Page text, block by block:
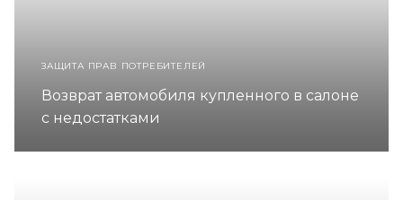
ЗАЩИТА ПРАВ ПОТРЕБИТЕЛЕЙ
Возврат автомобиля купленного в салоне
с недостатками